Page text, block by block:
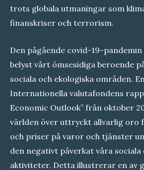
trots globala utmaningar som
finanskriser och terrorism.
Den pågående covid-19-
belyst vårt ömsesidiga beroende
sociala och ekologiska områden.
Internationella valutafondens
Economic Outlook” från oktober
världen över uttryckt allvarlig oro
och priser på varor och tjänster
den negativt påverkat våra sociala
aktiviteter. Detta illustrerar en av